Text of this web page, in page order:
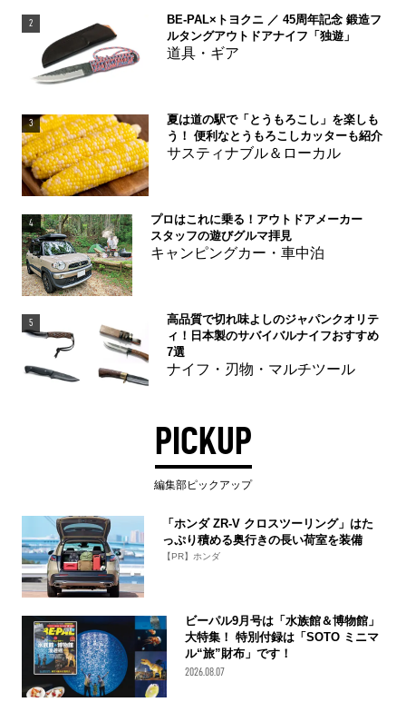
2
BE-PAL×トヨクニ ／ 45周年記念 鍛造フ
ルタングアウトドアナイフ「独遊」
道具・ギア
3
夏は道の駅で「とうもろこし」を楽しも
う！ 便利なとうもろこしカッターも紹介
サスティナブル＆ローカル
4
プロはこれに乗る！アウトドアメーカー
スタッフの遊びグルマ拝見
キャンピングカー・車中泊
5
高品質で切れ味よしのジャパンクオリテ
ィ！日本製のサバイバルナイフおすすめ
7選
ナイフ・刃物・マルチツール
PICKUP
編集部ピックアップ
「ホンダ ZR-V クロスツーリング」はた
っぷり積める奥行きの長い荷室を装備
【PR】ホンダ
ビーパル9月号は「水族館＆博物館」
大特集！ 特別付録は「SOTO ミニマ
ル“旅”財布」です！
2026.08.07